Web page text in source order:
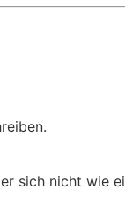
sich nicht wie